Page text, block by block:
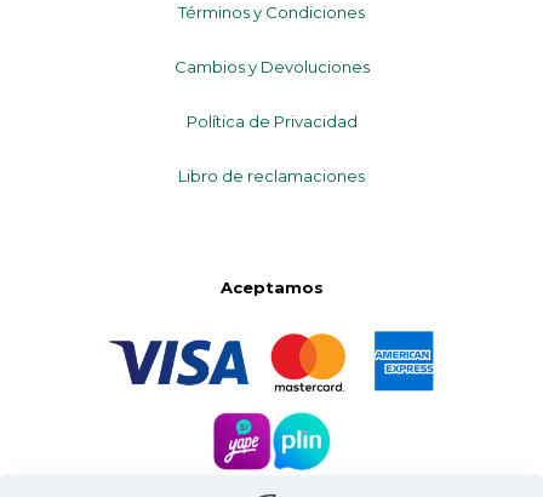
Términos y Condiciones
Cambios y Devoluciones
Política de Privacidad
Libro de reclamaciones
Aceptamos